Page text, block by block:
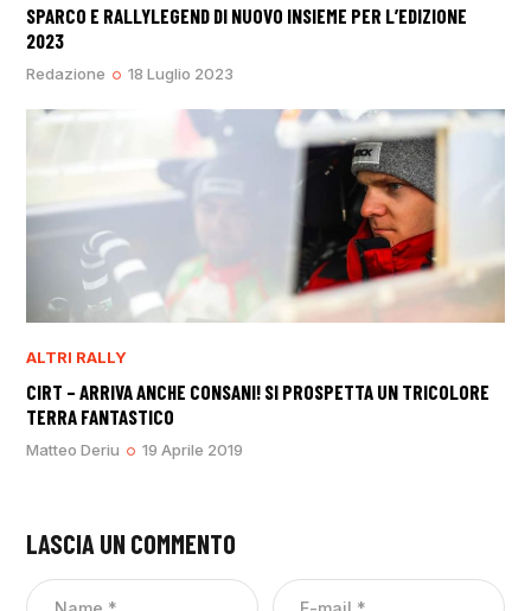
SPARCO E RALLYLEGEND DI NUOVO INSIEME PER L’EDIZIONE
2023
Redazione 18 Luglio 2023
ALTRI RALLY
CIRT – ARRIVA ANCHE CONSANI! SI PROSPETTA UN TRICOLORE
TERRA FANTASTICO
Matteo Deriu 19 Aprile 2019
LASCIA UN COMMENTO